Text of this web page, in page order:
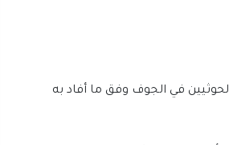
في الجوف وفق ما أفاد به